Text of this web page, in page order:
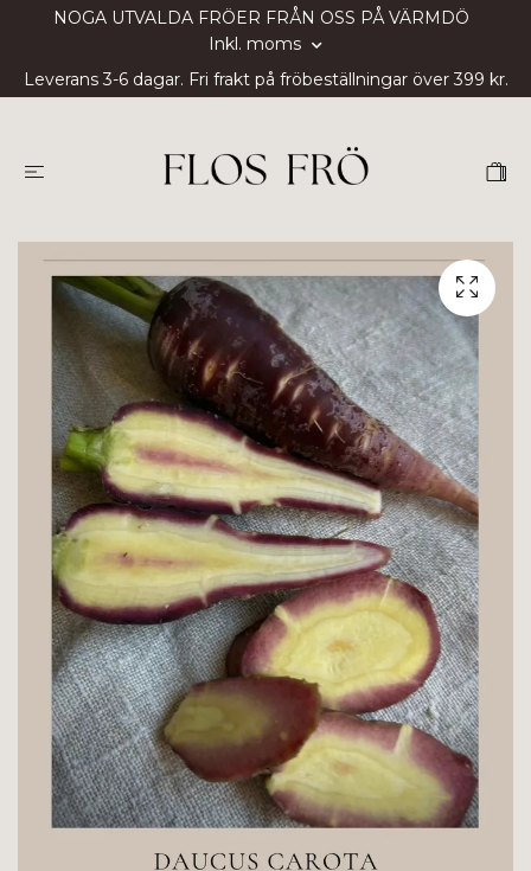
NOGA UTVALDA FRÖER FRÅN OSS PÅ VÄRMDÖ
Inkl. moms
Leverans 3-6 dagar. Fri frakt på fröbeställningar över 399 kr.